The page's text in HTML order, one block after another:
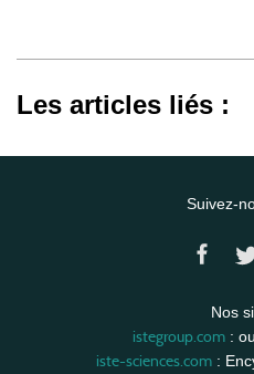
Les articles liés :
Suivez-
Nos
istegroup.com:
iste-sciences.com: